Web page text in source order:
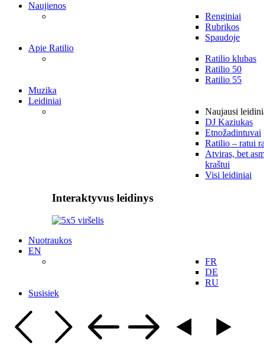
Naujienos
Renginiai
Rubrikos
Spaudoje
Apie Ratilio
Ratilio klubas
Ratilio 50
Ratilio 55
Muzika
Leidiniai
Naujausi
DJ Kaziukas
Etnožadintuvai
Ratilio – ratui
Atviras, bet
kraštui
Visi leidiniai
Interaktyvus leidinys
Nuotraukos
EN
FR
DE
RU
Susisiek